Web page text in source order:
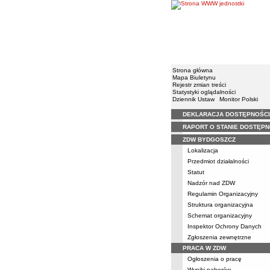
Strona główna
Mapa Biuletynu
Rejestr zmian treści
Statystyki oglądalności
Dziennik Ustaw
Monitor Polski
Menu
DEKLARACJA DOSTĘPNOŚCI
RAPORT O STANIE
ZDW BYDGOSZCZ
Lokalizacja
Przedmiot działalności
Statut
Nadzór nad ZDW
Regulamin Organizacyjny
Struktura organizacyjna
Schemat organizacyjny
Inspektor Ochrony Danych
Zgłoszenia zewnętrzne
PRACA W ZDW
Ogłoszenia o pracę